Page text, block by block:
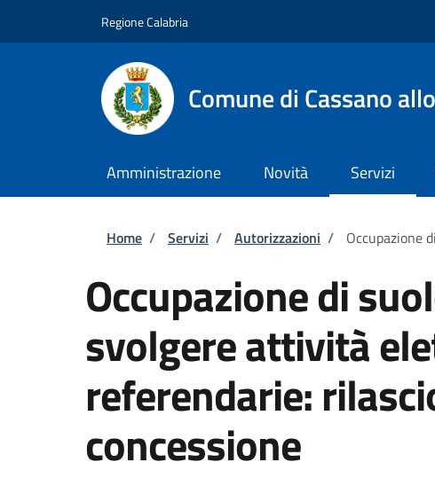
Regione Calabria
Comune di Cassano
Amministrazione Novità Servizi
Briciole di pane
Home / Servizi / Autorizzazioni / Occupazione
Occupazione di
svolgere attività
referendarie:
concessione